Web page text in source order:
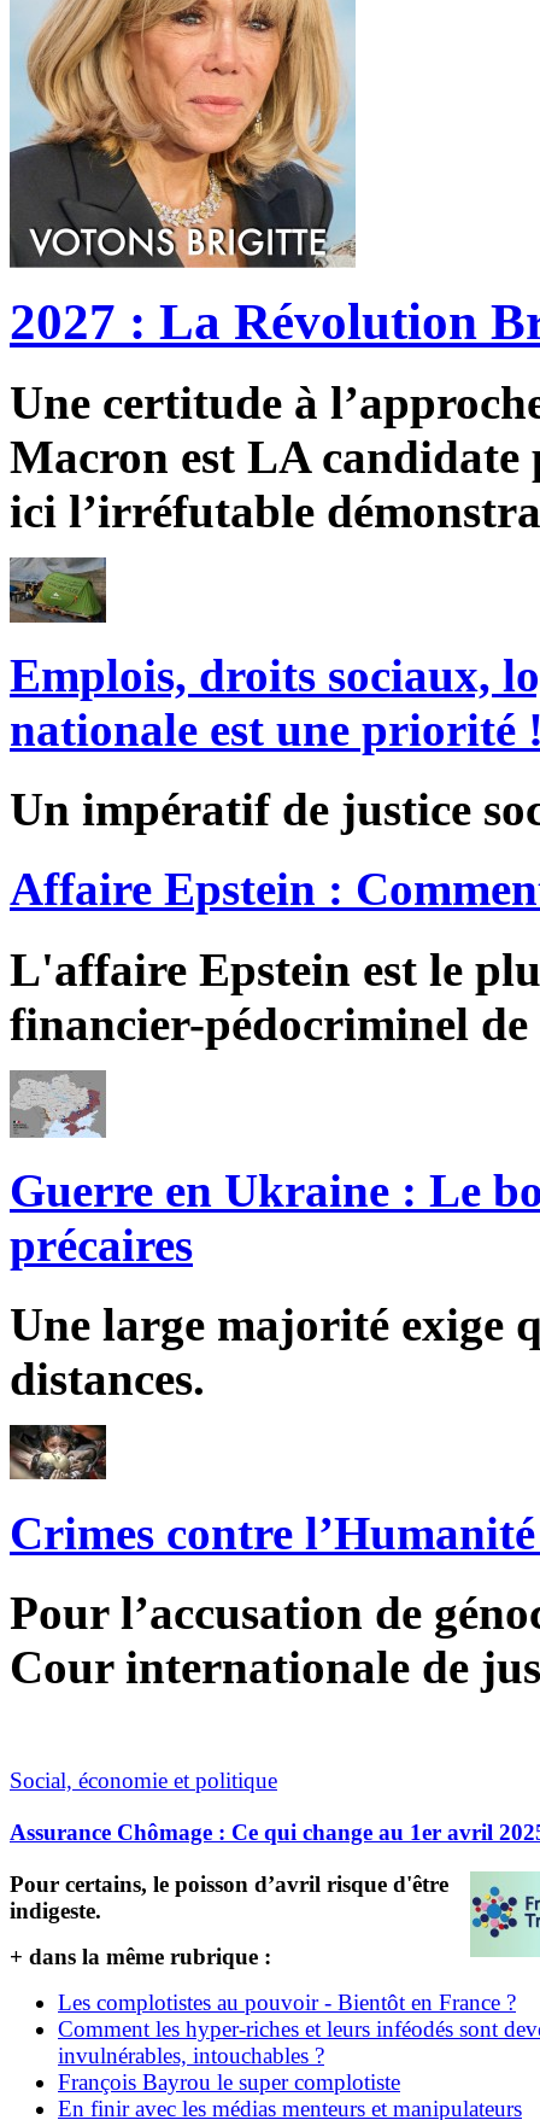
2027 : La Révolution
Une certitude à
Macron est LA candidate
ici l’irréfutable
Emplois, droits sociaux,
nationale est une priorité
Un impératif de justice
Affaire Epstein :
L'affaire Epstein est le
financier-pédocriminel
Guerre en Ukraine : Le
précaires
Une large majorité exige
distances.
Crimes contre
Pour l’accusation de
Cour internationale de
Social, économie et politique
Assurance Chômage : Ce qui change au 1er avril
Pour certains, le poisson d’avril risque d'être
indigeste.
+ dans la même rubrique :
Les complotistes au pouvoir - Bientôt en France ?
Comment les hyper-riches et leurs inféodés sont
invulnérables, intouchables ?
François Bayrou le super complotiste
En finir avec les médias menteurs et manipulateurs